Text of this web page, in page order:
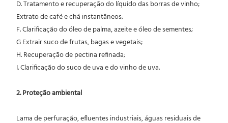
D. Tratamento e recuperação do líquido das borras de vinho;
Extrato de café e chá instantâneos;
F. Clarificação do óleo de palma, azeite e óleo de sementes;
G Extrair suco de frutas, bagas e vegetais;
H. Recuperação de pectina refinada;
I. Clarificação do suco de uva e do vinho de uva.
2. Proteção ambiental